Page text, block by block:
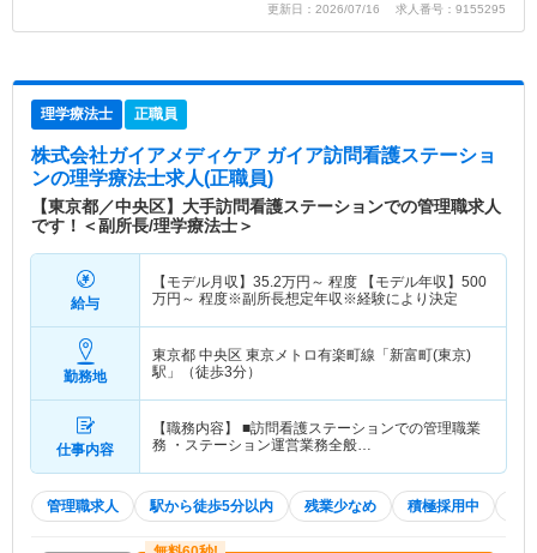
更新日：2026/07/16 求人番号：9155295
理学療法士 正職員
株式会社ガイアメディケア ガイア訪問看護ステーショ
ンの理学療法士求人(正職員)
【東京都／中央区】大手訪問看護ステーションでの管理職求人
です！＜副所長/理学療法士＞
給与
【モデル月収】 35.2万円～ 程度 【モデル年収】 500
万円～ 程度※副所長想定年収※経験により決定
勤務地
東京都 中央区 東京メトロ有楽町線「新富町(東京)
駅」（徒歩3分）
仕事内容
【職務内容】 ■訪問看護ステーションでの管理職業
務 ・ステーション運営業務全般…
管理職求人 駅から徒歩5分以内 残業少なめ 積極採用中